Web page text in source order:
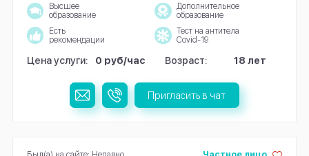
Высшее
образование
Дополнительное
образование
Есть
рекомендации
Тест на антитела
Covid-19
Цена услуги: 0 руб/час Возраст: 18 лет
Пригласить в чат